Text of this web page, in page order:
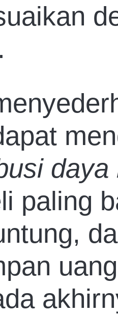
daya
paling